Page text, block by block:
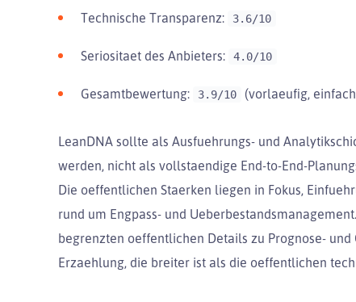
Technische Transparenz: 3.6/10
Seriositaet des Anbieters: 4.0/10
Gesamtbewertung: 3.9/10 (vorlaeufig,
LeanDNA sollte als Ausfuehrungs- und
werden, nicht als vollstaendige End-to-End-
Die oeffentlichen Staerken liegen in Fokus,
rund um Engpass- und
begrenzten oeffentlichen Details zu Prognose-
Erzaehlung, die breiter ist als die oeffentlichen